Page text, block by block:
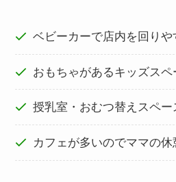
ベビーカーで店内を回り
おもちゃがあるキッズスペ
授乳室・おむつ替えスペー
カフェが多いのでママの